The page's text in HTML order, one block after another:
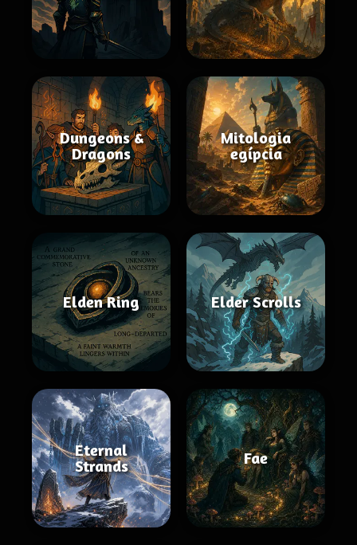
Dungeons &
Dragons
Mitologia
egípcia
Elden Ring Elder Scrolls
Eternal
Strands
Fae